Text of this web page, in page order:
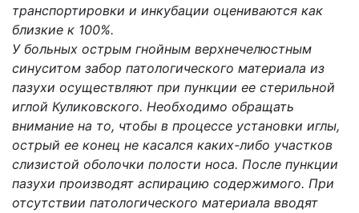
транспортировки и инкубации оцениваются как
близкие к 100%.
У больных острым гнойным верхнечелюстным
синуситом забор патологического материала из
пазухи осуществляют при пункции ее стерильной
иглой Куликовского. Необходимо обращать
внимание на то, чтобы в процессе установки иглы,
острый ее конец не касался каких-либо участков
слизистой оболочки полости носа. После пункции
пазухи производят аспирацию содержимого. При
отсутствии патологического материала вводят